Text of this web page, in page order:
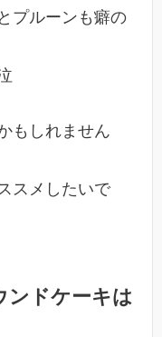
プルーンも癖の
もしれません
スメしたいで
ンドケーキは